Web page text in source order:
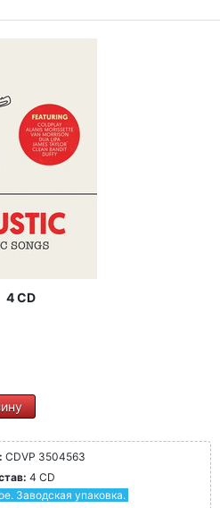
4 CD
CDVP 3504563
4 CD
Заводская упаковка.